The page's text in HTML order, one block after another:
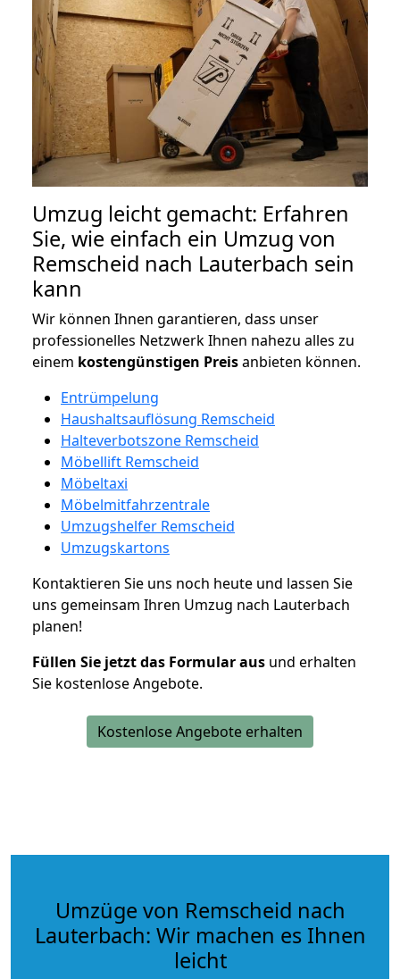
Umzug leicht gemacht: Erfahren
Sie, wie einfach ein Umzug von
Remscheid nach Lauterbach sein
kann
Wir können Ihnen garantieren, dass unser
professionelles Netzwerk Ihnen nahezu alles zu
einem kostengünstigen Preisanbieten können.
Entrümpelung
Haushaltsauflösung Remscheid
Halteverbotszone Remscheid
Möbellift Remscheid
Möbeltaxi
Möbelmitfahrzentrale
Umzugshelfer Remscheid
Umzugskartons
Kontaktieren Sie uns noch heute und lassen Sie
uns gemeinsam Ihren Umzug nach Lauterbach
planen!
Füllen Sie jetzt das Formular aus und erhalten
Sie kostenlose Angebote.
Kostenlose Angebote erhalten
Umzüge von Remscheid nach
Lauterbach: Wir machen es Ihnen
leicht